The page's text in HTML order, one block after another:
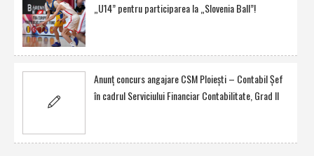
„U14” pentru participarea la „Slovenia Ball”!
Anunţ concurs angajare CSM Ploieşti – Contabil Şef
în cadrul Serviciului Financiar Contabilitate, Grad II